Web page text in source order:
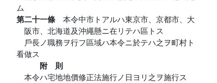
ム
第二十一條 本令中市トアルハ東京市、京都市、大
阪市、北海道及沖繩懸ニ在リテハ區トス
戶長ノ職務ヲ行フ區域ハ本令ニ於テハ之ヲ町村ト
看做ス
附 則
本令ハ宅地地價修正法施行ノ日ヨリ之ヲ施行ス